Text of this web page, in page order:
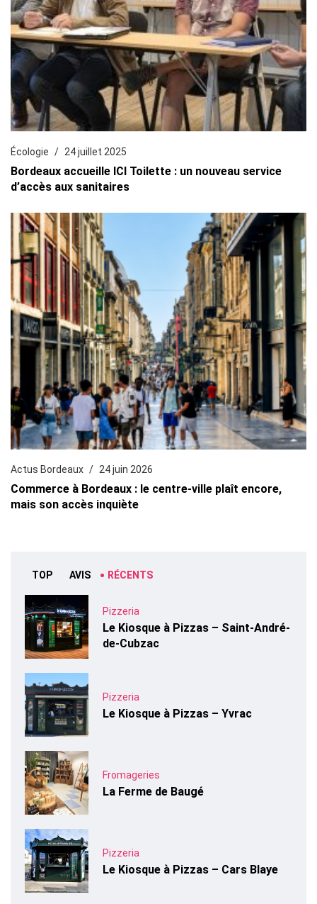
Écologie 24 juillet 2025
Bordeaux accueille ICI Toilette : un nouveau service
d’accès aux sanitaires
Actus Bordeaux 24 juin 2026
Commerce à Bordeaux : le centre-ville plaît encore,
mais son accès inquiète
TOP AVIS RÉCENTS
Pizzeria
Le Kiosque à Pizzas – Saint-André-
de-Cubzac
Pizzeria
Le Kiosque à Pizzas – Yvrac
Fromageries
La Ferme de Baugé
Pizzeria
Le Kiosque à Pizzas – Cars Blaye